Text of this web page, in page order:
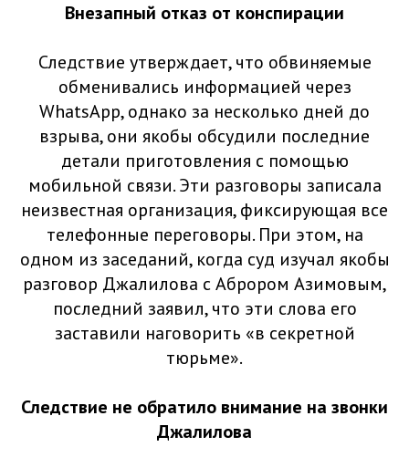
Внезапный отказ от конспирации
Следствие утверждает, что обвиняемые
обменивались информацией через
WhatsApp, однако за несколько дней до
взрыва, они якобы обсудили последние
детали приготовления с помощью
мобильной связи. Эти разговоры записала
неизвестная организация, фиксирующая все
телефонные переговоры. При этом, на
одном из заседаний, когда суд изучал якобы
разговор Джалилова с Аброром Азимовым,
последний заявил, что эти слова его
заставили наговорить «в секретной
тюрьме».
Следствие не обратило внимание на звонки
Джалилова